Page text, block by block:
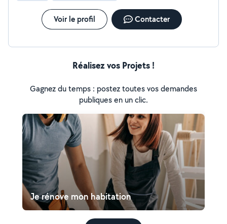
Voir le profil Contacter
Réalisez vos Projets !
Gagnez du temps : postez toutes vos demandes
publiques en un clic.
Je rénove mon habitation